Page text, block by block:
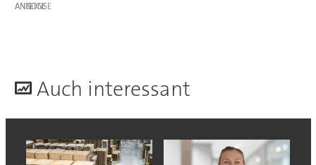
ANZEIGE
Auch interessant